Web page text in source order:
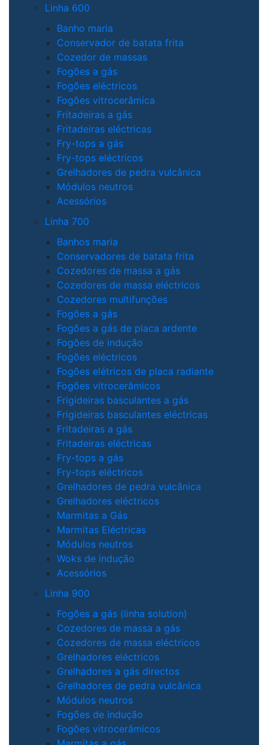
Linha 600
Banho maria
Conservador de batata frita
Cozedor de massas
Fogões a gás
Fogões eléctricos
Fogões vitrocerâmica
Fritadeiras a gás
Fritadeiras eléctricas
Fry-tops a gás
Fry-tops eléctricos
Grelhadores de pedra vulcânica
Módulos neutros
Acessórios
Linha 700
Banhos maria
Conservadores de batata frita
Cozedores de massa a gás
Cozedores de massa eléctricos
Cozedores multifunções
Fogões a gás
Fogões a gás de placa ardente
Fogões de indução
Fogões eléctricos
Fogões elétricos de placa radiante
Fogões vitrocerâmicos
Frigideiras basculantes a gás
Frigideiras basculantes eléctricas
Fritadeiras a gás
Fritadeiras eléctricas
Fry-tops a gás
Fry-tops eléctricos
Grelhadores de pedra vulcânica
Grelhadores eléctricos
Marmitas a Gás
Marmitas Eléctricas
Módulos neutros
Woks de indução
Acessórios
Linha 900
Fogões a gás (linha solution)
Cozedores de massa a gás
Cozedores de massa eléctricos
Grelhadores eléctricos
Grelhadores a gás directos
Grelhadores de pedra vulcânica
Módulos neutros
Fogões de indução
Fogões vitrocerâmicos